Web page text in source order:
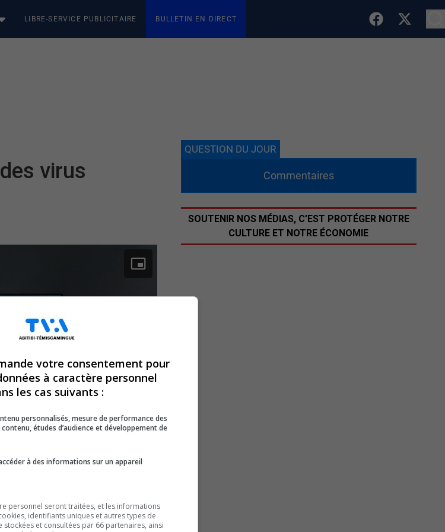
LIBRE-SERVICE PUBLICITAIRE BULLETIN EN DIRECT
virus
QUESTION DU JOUR
Commentaires
SOUTENIR NOS MÉDIAS, C’EST PROTÉGER NOTRE
CULTURE ET NOTRE ÉCONOMIE
votre consentement pour
à caractère personnel
les cas suivants :
personnalisés, mesure de performance des
études d’audience et développement de
à des informations sur un appareil
personnel seront traitées, et les informations
identifiants uniques et autres types de
et consultées par 66 partenaires, ainsi